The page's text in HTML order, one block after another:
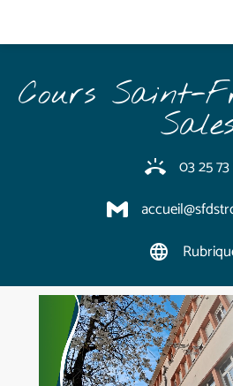
Cours Saint-
ring_volume
03 25
language